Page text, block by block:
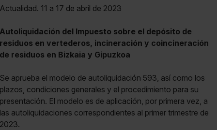
Actualidad. 11 a 17 de abril de 2023
Autoliquidación del Impuesto sobre el depósito de
residuos en vertederos, incineración y coincineración
de residuos en Bizkaia y Gipuzkoa
Se aprueba el modelo de autoliquidación 593, así como los
plazos, condiciones generales y el procedimiento para su
presentación. El modelo es de aplicación, por primera vez, a
las autoliquidaciones correspondientes al primer trimestre de
2023.